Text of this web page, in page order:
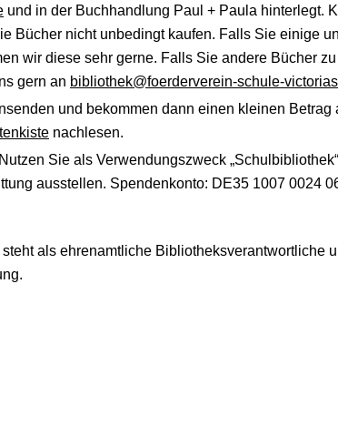
und in der Buchhandlung Paul + Paula hinterlegt.
Bücher nicht unbedingt kaufen. Falls Sie einige
wir diese sehr gerne. Falls Sie andere Bücher
gern an bibliothek@foerderverein-schule-
und bekommen dann einen kleinen
nachlesen.
Sie als Verwendungszweck
ausstellen. Spendenkonto: DE35 1007 0024
als ehrenamtliche Bibliotheksverantwortliche